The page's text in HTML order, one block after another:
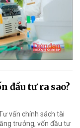
đầu tư ra sao?
vấn chính sách tài
trưởng, vốn đầu tư